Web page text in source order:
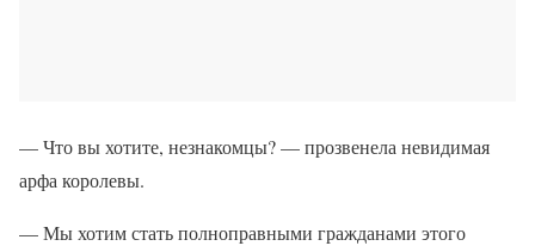
— Что вы хотите, незнакомцы? — прозвенела невидимая
арфа королевы.
— Мы хотим стать полноправными гражданами этого